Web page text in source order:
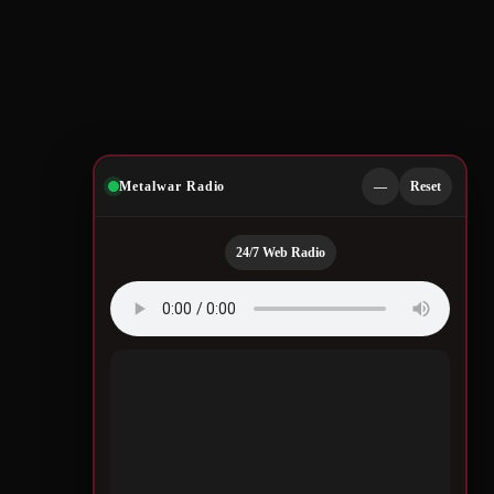
Metalwar Radio — Reset
24/7 Web Radio